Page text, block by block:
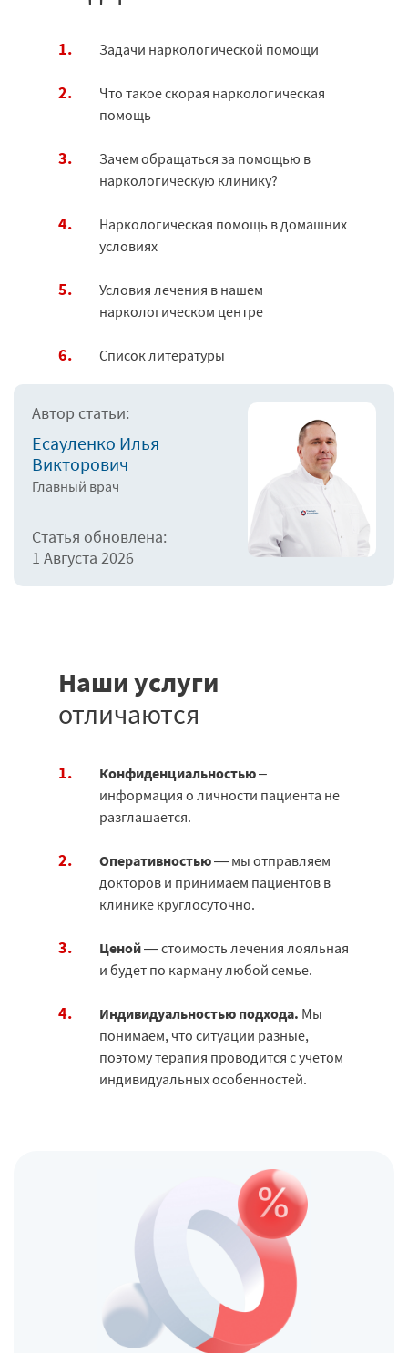
Задачи наркологической помощи
Что такое скорая наркологическая
помощь
Зачем обращаться за помощью в
наркологическую клинику?
Наркологическая помощь в домашних
условиях
Условия лечения в нашем
наркологическом центре
Список литературы
Автор статьи:
Есауленко Илья
Викторович
Главный врач
Статья обновлена:
1 Августа 2026
Наши услуги
отличаются
Конфиденциальностью–
информация о личности пациента не
разглашается.
Оперативностью— мы отправляем
докторов и принимаем пациентов в
клинике круглосуточно.
Ценой— стоимость лечения лояльная
и будет по карману любой семье.
Индивидуальностью подхода. Мы
понимаем, что ситуации разные,
поэтому терапия проводится с учетом
индивидуальных особенностей.